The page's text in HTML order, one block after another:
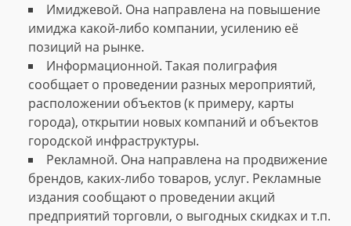
Имиджевой. Она направлена на повышение
имиджа какой-либо компании, усилению её
позиций на рынке.
Информационной. Такая полиграфия
сообщает о проведении разных мероприятий,
расположении объектов (к примеру, карты
города), открытии новых компаний и объектов
городской инфраструктуры.
Рекламной. Она направлена на продвижение
брендов, каких-либо товаров, услуг. Рекламные
издания сообщают о проведении акций
предприятий торговли, о выгодных скидках и т.п.